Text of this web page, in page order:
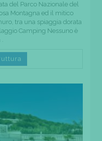
del Parco Nazionale del
Montagna ed il mitico
tra una spiaggia dorata
Camping Nessuno è
.